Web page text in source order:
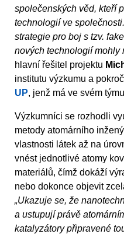
společenských věd, kteří
technologií ve
strategie pro boj s tzv.
nových technologií mohly
hlavní řešitel projektu
institutu výzkumu a
UP, jenž má ve svém
Výzkumníci se rozhodli
metody atomárního
vlastnosti látek až na
vnést jednotlivé atomy
materiálů, čímž dokáží
nebo dokonce objevit
„Ukazuje se, že
a ustupují právě
katalyzátory připravené